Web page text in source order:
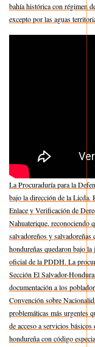
bahía histórica con régimen
excepto por las aguas
La Procuraduría para la
bajo la dirección de la Licda.
Enlace y Verificación de
Nahuaterique, reconociendo
salvadoreños y
hondureñas quedaron bajo
oficial de la PDDH. La
Sección El Salvador-
documentación a los
Convención sobre
problemáticas más urgentes
de acceso a servicios
hondureña con código